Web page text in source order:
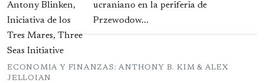
ucraniano en la periferia de
Przewodow...
ECONOMIA Y FINANZAS: ANTHONY B. KIM & ALEX
JELLOIAN